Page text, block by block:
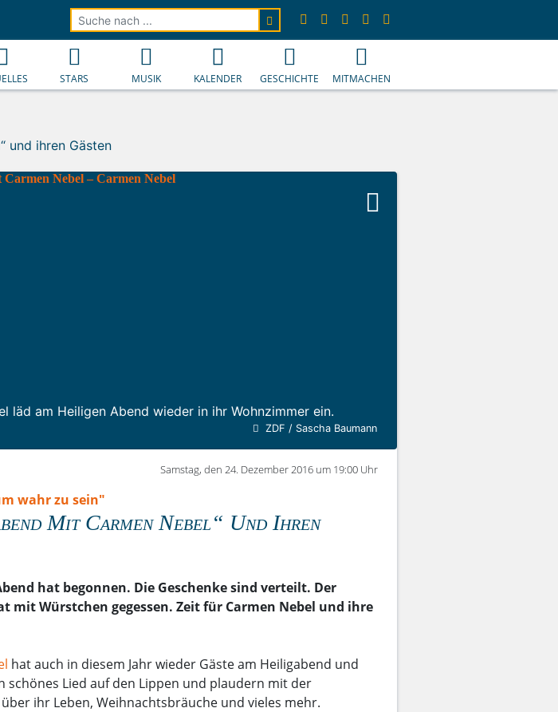
und ihren Gästen
läd am Heiligen Abend wieder in ihr Wohnzimmer ein.
ZDF / Sascha Baumann
Samstag, den 24. Dezember 2016 um 19:00 Uhr
wahr zu sein"
Mit Carmen Nebel“ Und Ihren
hat begonnen. Die Geschenke sind verteilt. Der
mit Würstchen gegessen. Zeit für Carmen Nebel und ihre
hat auch in diesem Jahr wieder Gäste am Heiligabend und
schönes Lied auf den Lippen und plaudern mit der
ihr Leben, Weihnachtsbräuche und vieles mehr.
STARS MUSIK KALENDER GESCHICHTE MITMACHEN